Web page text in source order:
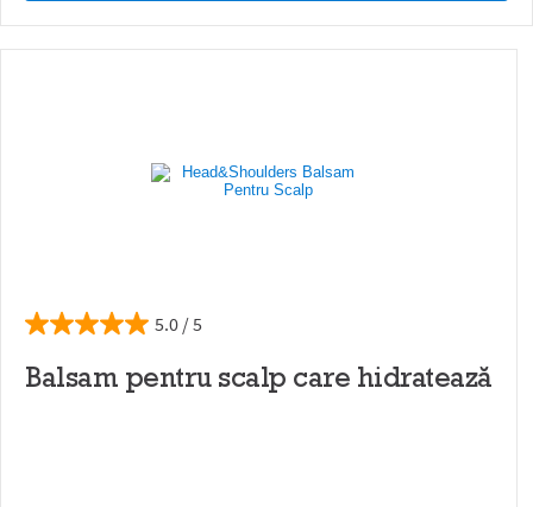
5.0
Balsam pentru scalp care hidratează